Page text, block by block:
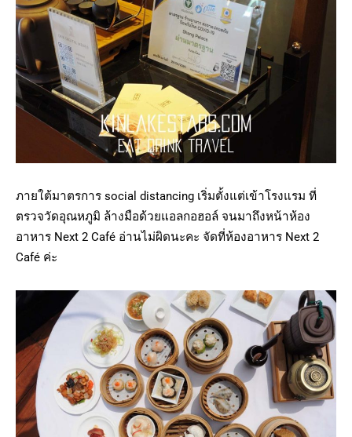
ภายใต้มาตรการ social distancing เริ่มตั้งแต่เข้าโรงแรม ที่
ตรวจวัดอุณหภูมิ ล้างมือด้วยแอลกอฮอล์ จนมาถึงหน้าห้อง
อาหาร Next 2 Café อ่านไม่ผิดนะคะ จัดที่ห้องอาหาร Next 2
Café ค่ะ